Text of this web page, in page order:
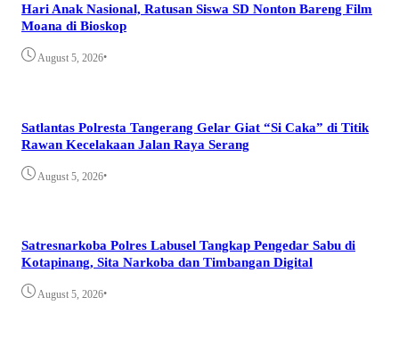
Hari Anak Nasional, Ratusan Siswa SD Nonton Bareng Film
Moana di Bioskop
August 5, 2026•
Satlantas Polresta Tangerang Gelar Giat “Si Caka” di Titik
Rawan Kecelakaan Jalan Raya Serang
August 5, 2026•
Satresnarkoba Polres Labusel Tangkap Pengedar Sabu di
Kotapinang, Sita Narkoba dan Timbangan Digital
August 5, 2026•